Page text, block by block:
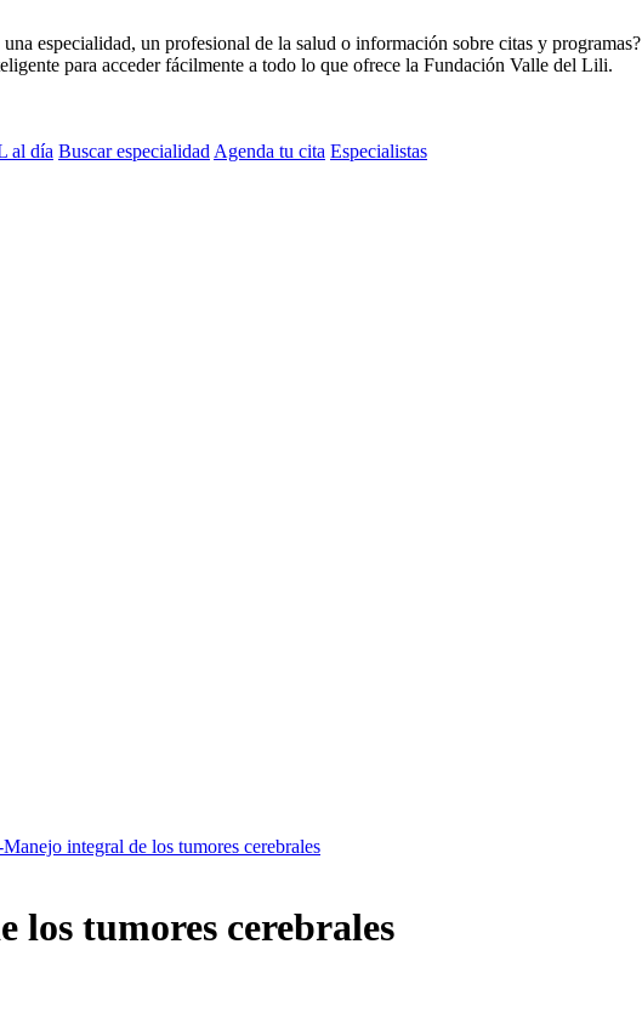
especialidad, un profesional de la salud o información sobre citas y programas?
para acceder fácilmente a todo lo que ofrece la Fundación Valle del Lili.
al día Buscar especialidad Agenda tu cita Especialistas
integral de los tumores cerebrales
los tumores cerebrales